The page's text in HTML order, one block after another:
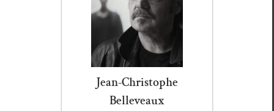
Jean-Christophe
Belleveaux